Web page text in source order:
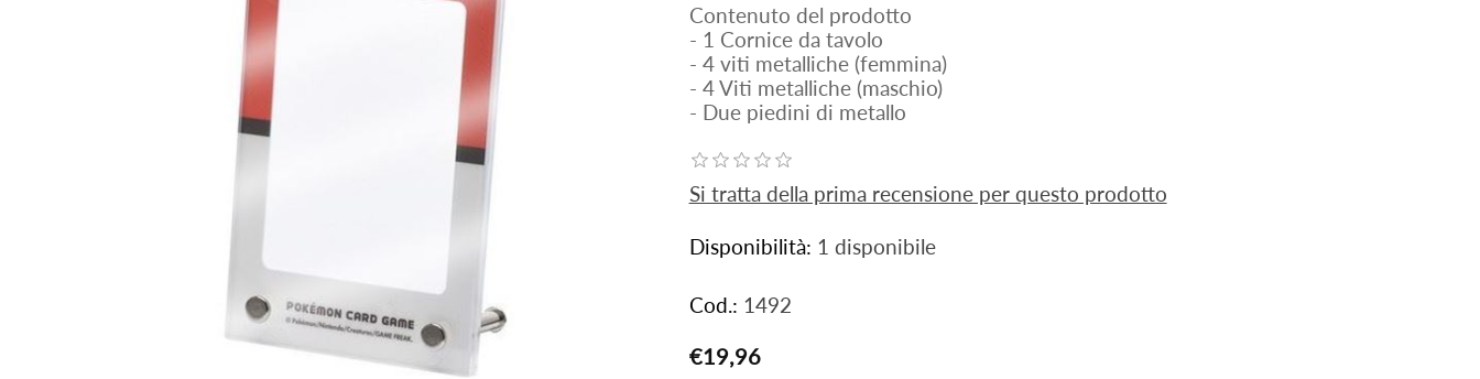
Contenuto del prodotto
- 1 Cornice da tavolo
- 4 viti metalliche (femmina)
- 4 Viti metalliche (maschio)
- Due piedini di metallo
Si tratta della prima recensione per questo prodotto
Disponibilità: 1 disponibile
Cod.: 1492
€19,96